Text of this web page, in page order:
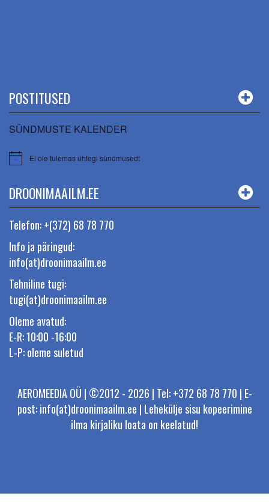
POSTITUSED
SÜNDMUSTE KALENDER
Ei ole tulemas ühtegi sündmusedt
DROONIMAAILM.EE
Telefon: +(372) 68 78 770
Info ja päringud:
info(at)droonimaailm.ee
Tehniline tugi:
tugi(at)droonimaailm.ee
Oleme avatud:
E-R: 10:00 -16:00
L-P: oleme suletud
AEROMEEDIA OÜ | ©2012 - 2026 | Tel: +372 68 78 770 | E-
post: info(at)droonimaailm.ee | Lehekülje sisu kopeerimine
ilma kirjaliku loata on keelatud!